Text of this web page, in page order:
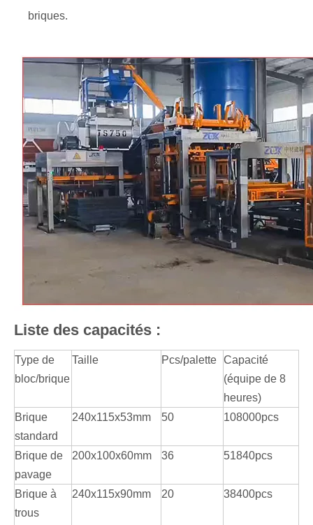
briques.
Liste des capacités :
Type de
bloc/brique
Taille Pcs/palette Capacité
(équipe de 8
heures)
Brique
standard
240x115x53mm 50 108000pcs
Brique de
pavage
200x100x60mm 36 51840pcs
Brique à
trous
240x115x90mm 20 38400pcs